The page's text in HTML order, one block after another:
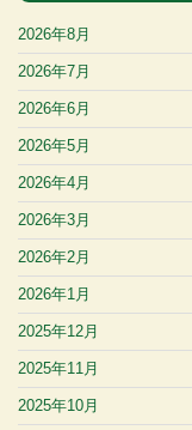
2026年8月
2026年7月
2026年6月
2026年5月
2026年4月
2026年3月
2026年2月
2026年1月
2025年12月
2025年11月
2025年10月